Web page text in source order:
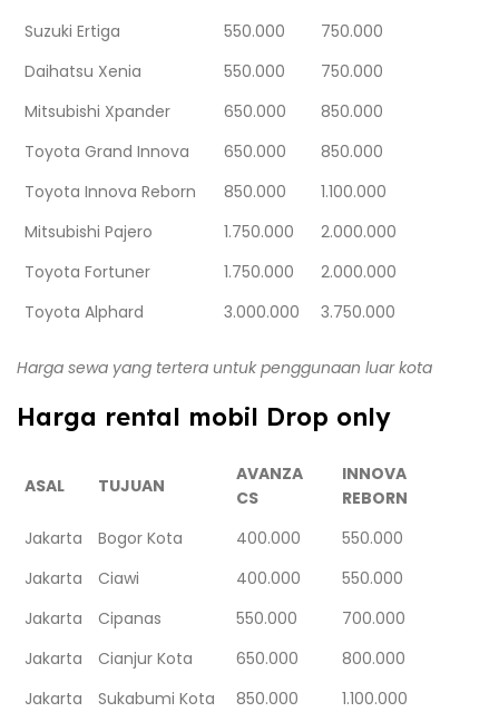
Suzuki Ertiga
550.000
750.000
Daihatsu Xenia
550.000
750.000
Mitsubishi Xpander
650.000
850.000
Toyota Grand Innova
650.000
850.000
Toyota Innova Reborn
850.000
1.100.000
Mitsubishi Pajero
1.750.000
2.000.000
Toyota Fortuner
1.750.000
2.000.000
Toyota Alphard
3.000.000 3.750.000
Harga sewa yang tertera untuk penggunaan luar kota
Harga rental mobil Drop only
ASAL TUJUAN
AVANZA
CS
INNOVA
REBORN
Jakarta
Bogor Kota 400.000
550.000
Jakarta
Ciawi 400.000
550.000
Jakarta
Cipanas 550.000
700.000
Jakarta
Cianjur Kota 650.000
800.000
Jakarta
Sukabumi Kota 850.000
1.100.000